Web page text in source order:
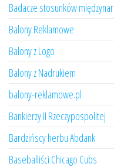
Badacze stosunków
Balony Reklamowe
Balony z Logo
Balony z Nadrukiem
balony-reklamowe.pl
Bankierzy II Rzeczypospolitej
Bardzińscy herbu Abdank
Baseballiści Chicago Cubs